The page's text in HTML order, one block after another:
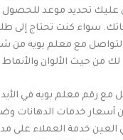
عليك تحديد موعد للحصول
سواء كنت تحتاج إلى
مع معلم بويه من
من حيث الألوان والأنماط
مع رقم معلم بويه في
أسعار خدمات الدهانات
العين خدمة العملاء على